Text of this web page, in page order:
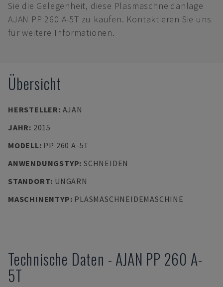
Sie die Gelegenheit, diese Plasmaschneidanlage
AJAN PP 260 A-5T zu kaufen. Kontaktieren Sie uns
für weitere Informationen.
Übersicht
HERSTELLER: AJAN
JAHR: 2015
MODELL: PP 260 A-5T
ANWENDUNGSTYP: SCHNEIDEN
STANDORT: UNGARN
MASCHINENTYP: PLASMASCHNEIDEMASCHINE
Technische Daten - AJAN PP 260 A-
5T